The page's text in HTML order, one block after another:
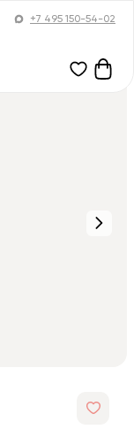
+7 495 150-54-02